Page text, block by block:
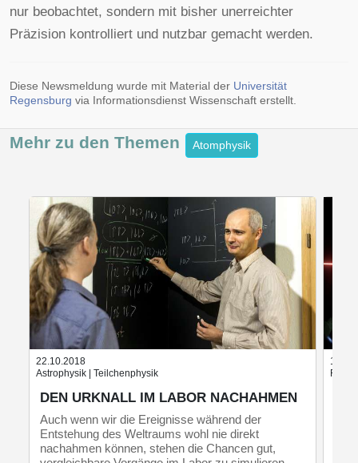
nur beobachtet, sondern mit bisher unerreichter
Präzision kontrolliert und nutzbar gemacht werden.
Diese Newsmeldung wurde mit Material der Universität
Regensburg via Informationsdienst Wissenschaft erstellt.
Mehr zu den Themen Atomphysik
22.10.2018
Astrophysik | Teilchenphysik
DEN URKNALL IM LABOR NACHAHMEN
Auch wenn wir die Ereignisse während der
Entstehung des Weltraums wohl nie direkt
nachahmen können, stehen die Chancen gut,